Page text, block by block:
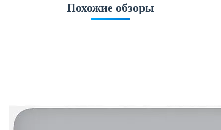
Похожие обзоры